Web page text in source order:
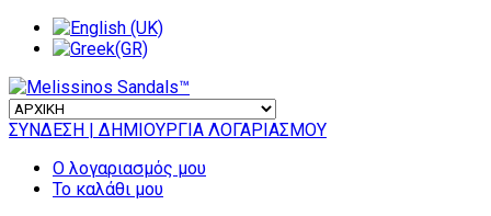
ΣΥΝΔΕΣΗ | ΔΗΜΙΟΥΡΓΙΑ ΛΟΓΑΡΙΑΣΜΟΥ
Ο λογαριασμός μου
Το καλάθι μου